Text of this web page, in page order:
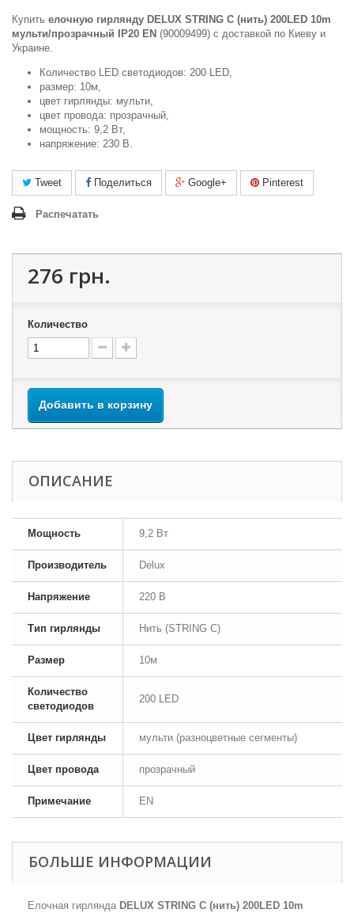
Купить елочную гирлянду DELUX STRING С (нить) 200LED 10m
мульти/прозрачный IP20 EN (90009499) c доставкой по Киеву и
Украине.
Количество LED светодиодов: 200 LED,
размер: 10м,
цвет гирлянды: мульти,
цвет провода: прозрачный,
мощность: 9,2 Вт,
напряжение: 230 В.
Tweet Поделиться Google+ Pinterest
Распечатать
276 грн.
Количество
Добавить в корзину
ОПИСАНИЕ
Мощность 9,2 Вт
Производитель Delux
Напряжение 220 В
Тип гирлянды Нить (STRING C)
Размер 10м
Количество
светодиодов
200 LED
Цвет гирлянды мульти (разноцветные сегменты)
Цвет провода прозрачный
Примечание EN
БОЛЬШЕ ИНФОРМАЦИИ
Елочная гирлянда DELUX STRING С (нить) 200LED 10m